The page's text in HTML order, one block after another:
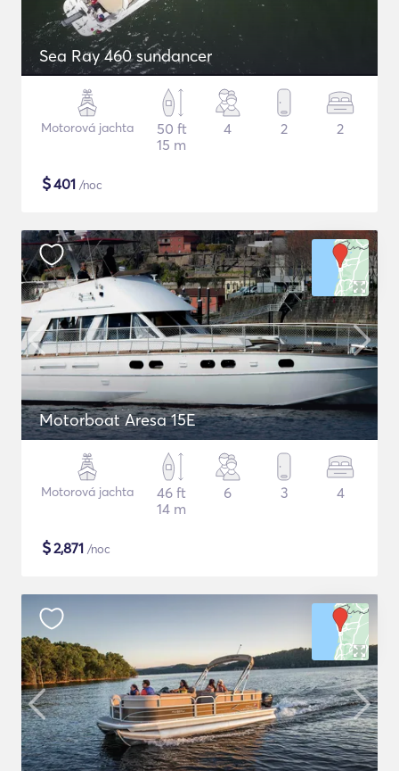
Sea Ray 460 sundancer
Motorová jachta
50 ft
15 m
4 2 2
$401 /noc
Motorboat Aresa 15E
Motorová jachta
46 ft
14 m
6 3 4
$2,871 /noc